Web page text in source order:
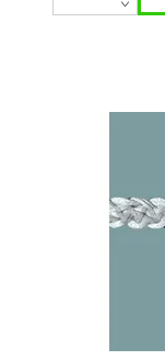
Určenie:na
hál, ihrísk a
1 m2 pri